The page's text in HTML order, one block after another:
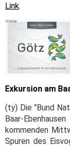
Link.
Exkursion am
(ty) Die "Bund
Baar-
kommenden
Spuren des